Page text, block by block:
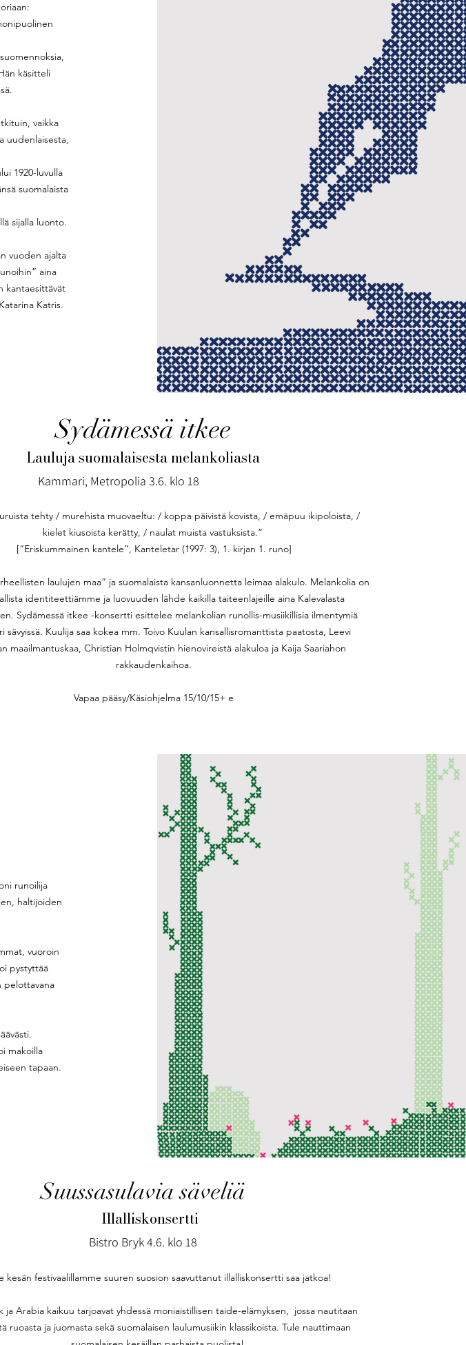
käsitteli
vaikka
uudenlaisesta,
1920-luvulla
suomalaista
sijalla luonto.
vuoden ajalta
aina
kantaesittävät
Katris.
Sydämessä itkee
Lauluja suomalaisesta melankoliasta
Kammari, Metropolia 3.6. klo 18
tehty / murehista muovaeltu: / koppa päivistä kovista, / emäpuu ikipoloista, /
kielet kiusoista kerätty, / naulat muista vastuksista.”
[“Eriskummainen kantele”, Kanteletar (1997: 3), 1. kirjan 1. runo]
laulujen maa” ja suomalaista kansanluonnetta leimaa alakulo. Melankolia on
identiteettiämme ja luovuuden lähde kaikilla taiteenlajeille aina Kalevalasta
Sydämessä itkee -konsertti esittelee melankolian runollis-musiikillisia ilmentymiä
sävyissä. Kuulija saa kokea mm. Toivo Kuulan kansallisromanttista paatosta, Leevi
maailmantuskaa, Christian Holmqvistin hienovireistä alakuloa ja Kaija Saariahon
rakkaudenkaihoa.
Vapaa pääsy/Käsiohjelma 15/10/15+ e
runoilija
haltijoiden
vuoroin
pystyttää
pelottavana
makoilla
tapaan.
Suussasulavia säveliä
Illalliskonsertti
Bistro Bryk 4.6. klo 18
kesän festivaalillamme suuren suosion saavuttanut illalliskonsertti saa jatkoa!
ja Arabia kaikuu tarjoavat yhdessä moniaistillisen taide-elämyksen, jossa nautitaan
ruoasta ja juomasta sekä suomalaisen laulumusiikin klassikoista. Tule nauttimaan